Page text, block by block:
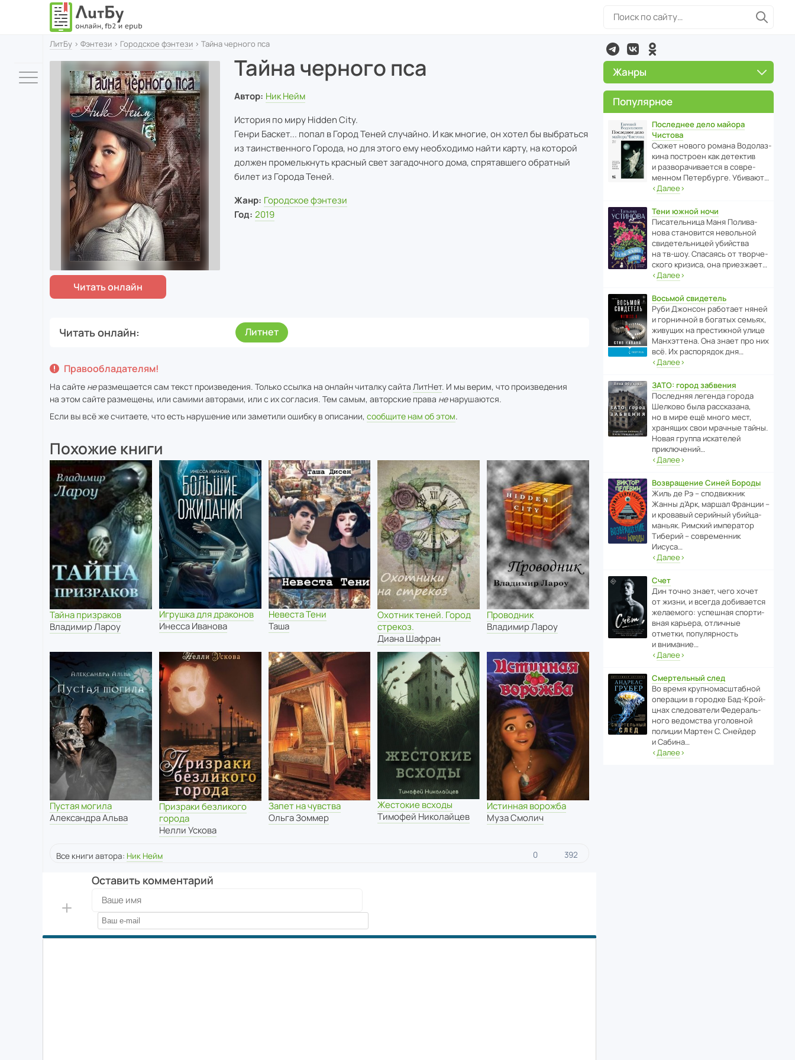
ЛитБу › Фэнтези › Городское фэнтези › Тайна черного пса
Тайна черного пса
Автор: Ник Нейм
История по миру Hidden City.
Генри Баскет... попал в Город Теней случайно. И как многие, он хотел бы выбраться
из таинственного Города, но для этого ему необходимо найти карту, на которой
должен промелькнуть красный свет загадочного дома, спрятавшего обратный
билет из Города Теней.
Жанр: Городское фэнтези
Год: 2019
Читать онлайн Литнет
Правообладателям!
На сайте неразмещается сам текст произведения. Только ссылка на онлайн читалку сайта ЛитНет. И мы верим, что произведения
на этом сайте размещены, или самими авторами, или с их согласия. Тем самым, авторские права ненарушаются.
Если вы всё же считаете, что есть нарушение или заметили ошибку в описании, сообщите нам об этом.
Похожие книги
Тайна призраков
Владимир Лароу
Игрушка для драконов
Инесса Иванова
Невеста Тени
Таша
Охотник теней. Город
стрекоз.
Диана Шафран
Проводник
Владимир Лароу
Пустая могила
Александра Альва
Призраки безликого
города
Нелли Ускова
Запет на чувства
Ольга Зоммер
Жестокие всходы
Тимофей Николайцев
Истинная ворожба
Муза Смолич
Все книги автора: Ник Нейм 0 392
Оставить комментарий
Жанры
Популярное
Последнее дело майора
Чистова
Сюжет нового романа Водо­ла­з­
кина пост­роен как дете­ктив
и разво­ра­чи­ва­ется в совре­
менном Пете­р­бурге. Убивают…
‹Далее›
Тени южной ночи
Писа­тель­ница Маня Поли­ва­
нова стано­вится невольной
свиде­тель­ницей убийства
на тв-шоу. Спасаясь от твор­че­
с­кого кризиса, она приезжает…
‹Далее›
Восьмой свидетель
Руби Джонсон рабо­тает няней
и горни­чной в богатых семьях,
живущих на прес­ти­жной улице
Манх­эт­тена. Она знает про них
всё. Их распо­рядок дня…
‹Далее›
ЗАТО: город забвения
После­дняя легенда города
Шелково была расска­зана,
но в мире ещё много мест,
хранящих свои мрачные тайны.
Новая группа иска­телей
приключений…
‹Далее›
Возвращение Синей Бороды
Жиль де Рэ – спод­ви­жник
Жанны д’Арк, маршал Франции –
и кровавый серийный убийца-
маньяк. Римский импе­ратор
Тиберий – совре­менник
Иисуса…
‹Далее›
Счет
Дин точно знает, чего хочет
от жизни, и всегда доби­ва­ется
жела­е­мого: успе­шная спор­ти­
вная карьера, отли­чные
отметки, попу­ля­р­ность
и внимание…
‹Далее›
Смертельный след
Во время круп­но­мас­ш­та­бной
операции в городке Бад‑Крой­
цнах следо­ва­тели Феде­раль­
ного ведомства уголо­вной
полиции Мартен С. Снейдер
и Сабина…
‹Далее›